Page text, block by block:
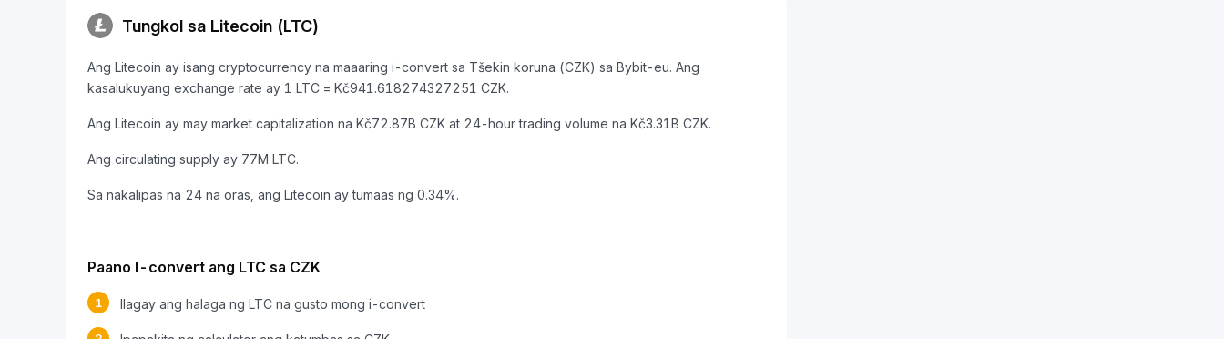
Tungkol sa Litecoin (LTC)
Ang Litecoin ay isang cryptocurrency na maaaring i-convert sa Tšekin koruna (CZK) sa Bybit-eu. Ang
kasalukuyang exchange rate ay 1 LTC = Kč941.618274327251 CZK.
Ang Litecoin ay may market capitalization na Kč72.87B CZK at 24-hour trading volume na Kč3.31B CZK.
Ang circulating supply ay 77M LTC.
Sa nakalipas na 24 na oras, ang Litecoin ay tumaas ng 0.34%.
Paano I-convert ang LTC sa CZK
1 Ilagay ang halaga ng LTC na gusto mong i-convert